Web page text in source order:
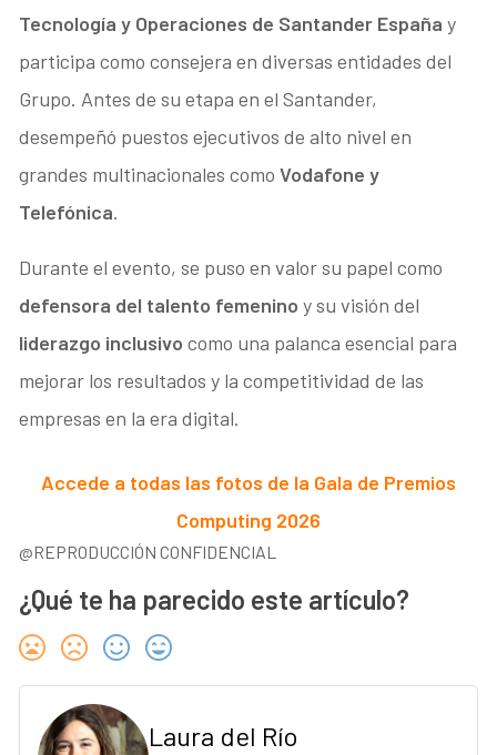
Tecnología y Operaciones de Santander España y
participa como consejera en diversas entidades del
Grupo. Antes de su etapa en el Santander,
desempeñó puestos ejecutivos de alto nivel en
grandes multinacionales comoVodafone y
Telefónica.
Durante el evento, se puso en valor su papel como
defensora del talento femenino y su visión del
liderazgo inclusivo como una palanca esencial para
mejorar los resultados y la competitividad de las
empresas en la era digital.
Accede a todas las fotos de la Gala de Premios
Computing 2026
@REPRODUCCIÓN CONFIDENCIAL
¿Qué te ha parecido este artículo?
Laura del Río